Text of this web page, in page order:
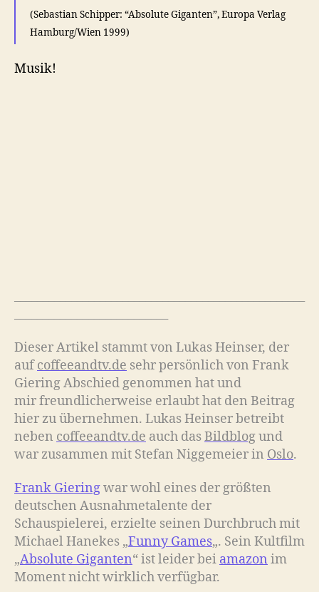
(Sebastian Schipper: “Absolute Giganten”, Europa Verlag
Hamburg/Wien 1999)
Musik!
Dieser Artikel stammt von Lukas Heinser, der
aufcoffeeandtv.de sehr persönlich von Frank
Giering Abschied genommen hat und
mir freundlicherweise erlaubt hat den Beitrag
hier zu übernehmen. Lukas Heinser betreibt
neben coffeeandtv.de auch dasBildblogund
war zusammen mit Stefan Niggemeier in Oslo.
Frank Gieringwar wohl eines der größten
deutschen Ausnahmetalente der
Schauspielerei, erzielte seinen Durchbruch mit
Michael Hanekes „Funny Games„. Sein Kultfilm
„Absolute Giganten“ ist leider bei amazon im
Moment nicht wirklich verfügbar.